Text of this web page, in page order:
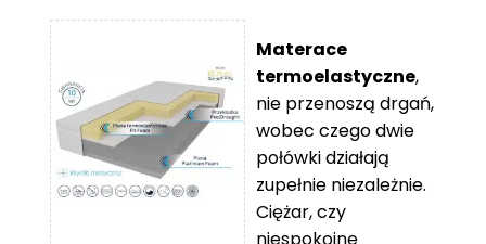
od
7
000 zł
Materace
termoelastyczne,
nie przenoszą drgań,
wobec czego dwie
połówki działają
zupełnie niezależnie.
Ciężar, czy